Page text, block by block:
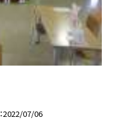
2022/07/06